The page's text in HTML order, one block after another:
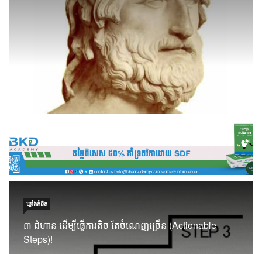
ឃ្លាំង​គំនិត
៣ ជំហាន ដើម្បីធ្វើការតិច តែចំណេញច្រើន (Actionable
Steps)!